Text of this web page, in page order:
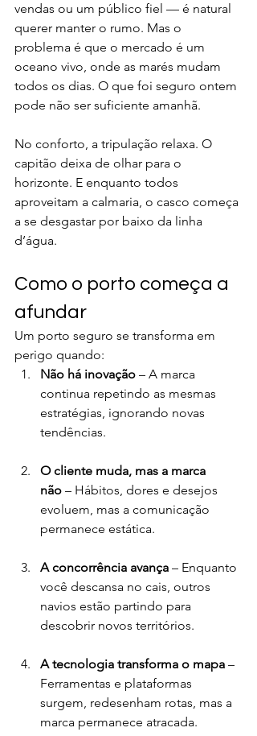
vendas ou um público fiel — é natural
querer manter o rumo. Mas o
problema é que o mercado é um
oceano vivo, onde as marés mudam
todos os dias. O que foi seguro ontem
pode não ser suficiente amanhã.
No conforto, a tripulação relaxa. O
capitão deixa de olhar para o
horizonte. E enquanto todos
aproveitam a calmaria, o casco começa
a se desgastar por baixo da linha
d’água.
Como o porto começa a
afundar
Um porto seguro se transforma em
perigo quando:
Não há inovação – A marca
continua repetindo as mesmas
estratégias, ignorando novas
tendências.
O cliente muda, mas a marca
não – Hábitos, dores e desejos
evoluem, mas a comunicação
permanece estática.
A concorrência avança – Enquanto
você descansa no cais, outros
navios estão partindo para
descobrir novos territórios.
A tecnologia transforma o mapa –
Ferramentas e plataformas
surgem, redesenham rotas, mas a
marca permanece atracada.